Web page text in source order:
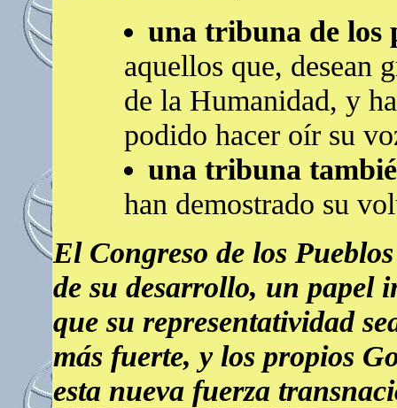
una tribuna de los
aquellos que, desean
de la Humanidad, y
podido hacer oír su
una tribuna
han demostrado su
El Congreso de los
de su desarrollo, un papel
que su representatividad
más fuerte, y los propios
esta nueva fuerza